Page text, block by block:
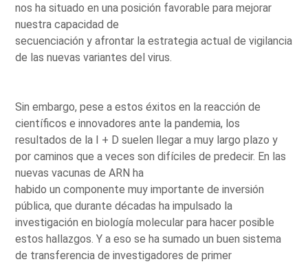
nos ha situado en una posición favorable para mejorar
nuestra capacidad de
secuenciación y afrontar la estrategia actual de vigilancia
de las nuevas variantes del virus.
Sin embargo, pese a estos éxitos en la reacción de
científicos e innovadores ante la pandemia, los
resultados de la I + D suelen llegar a muy largo plazo y
por caminos que a veces son difíciles de predecir. En las
nuevas vacunas de ARN ha
habido un componente muy importante de inversión
pública, que durante décadas ha impulsado la
investigación en biología molecular para hacer posible
estos hallazgos. Y a eso se ha sumado un buen sistema
de transferencia de investigadores de primer